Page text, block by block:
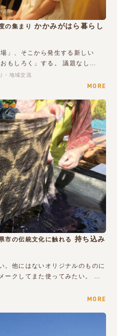
の集まり かかみがはら暮らし
」、そこから発生する新しい
もしろく」する。 議題なし…
・地域交流
MORE
市の伝統文化に触れる 持ち込み
。他にはないオリジナルのものに
ークしてまた使ってみたい。 …
MORE